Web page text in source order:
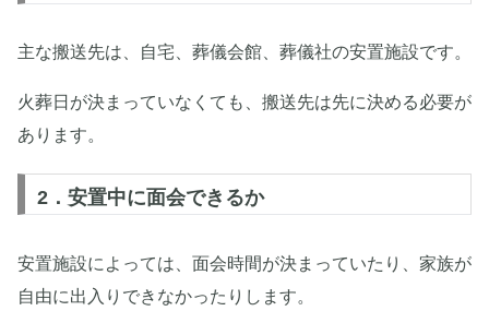
主な搬送先は、自宅、葬儀会館、葬儀社の安置施設です。
火葬日が決まっていなくても、搬送先は先に決める必要が
あります。
2．安置中に面会できるか
安置施設によっては、面会時間が決まっていたり、家族が
自由に出入りできなかったりします。